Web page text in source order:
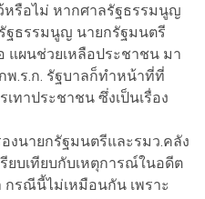
หรือไม่ หากศาลรัฐธรรมนูญ
ฐธรรมนูญ นายกรัฐมนตรี
แผนช่วยเหลือประชาชน มา
พ.ร.ก. รัฐบาลก็ทำหน้าที่ที่
ทาประชาชน ซึ่งเป็นเรื่อง
นายกรัฐมนตรีและรมว.คลัง
ยบเทียบกับเหตุการณ์ในอดีต
กรณีนี้ไม่เหมือนกัน เพราะ